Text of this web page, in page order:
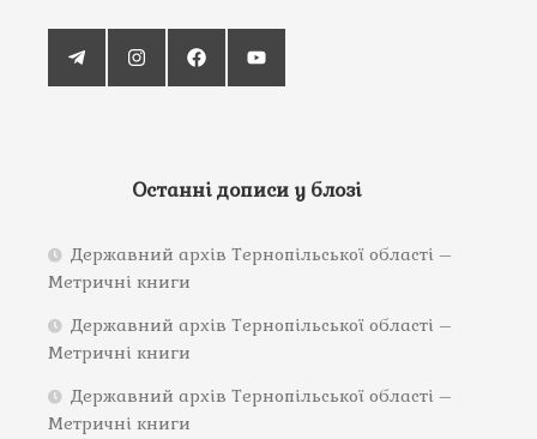
Останні дописи у блозі
Державний архів Тернопільської області –
Метричні книги
Державний архів Тернопільської області –
Метричні книги
Державний архів Тернопільської області –
Метричні книги